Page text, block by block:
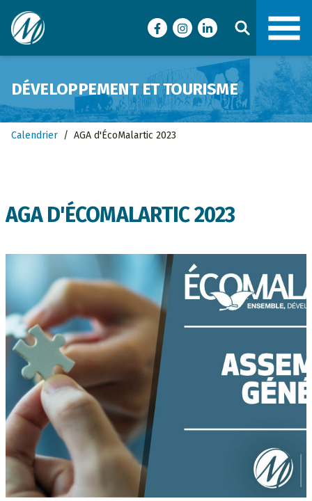
Ville de Malartic
FacebookInstagramLinkedIn
DÉVELOPPEMENT ET TOURISME
Calendrier / AGA d'ÉcoMalartic 2023
AGA D'ÉCOMALARTIC 2023